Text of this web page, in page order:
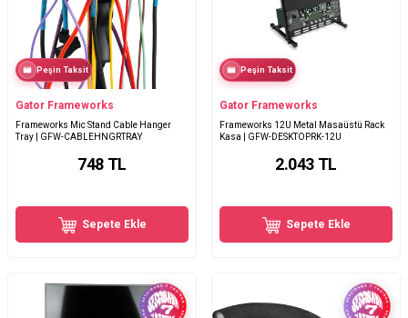
Peşin Taksit
Gator Frameworks
Frameworks Mic Stand Cable Hanger
Tray | GFW-CABLEHNGRTRAY
748 TL
Sepete Ekle
Peşin Taksit
Gator Frameworks
Frameworks 12U Metal Masaüstü Rack
Kasa | GFW-DESKTOPRK-12U
2.043 TL
Sepete Ekle